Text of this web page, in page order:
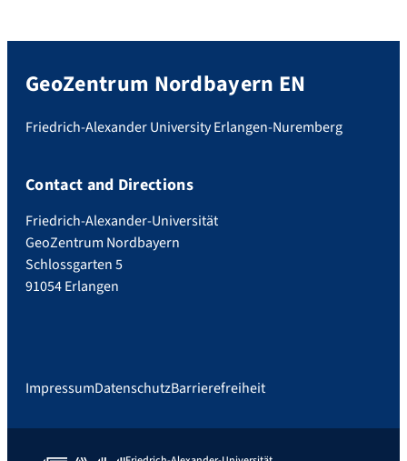
GeoZentrum Nordbayern EN
Friedrich-Alexander University Erlangen-Nuremberg
Contact and Directions
Friedrich-Alexander-Universität
GeoZentrum Nordbayern
Schlossgarten 5
91054 Erlangen
ImpressumDatenschutzBarrierefreiheit